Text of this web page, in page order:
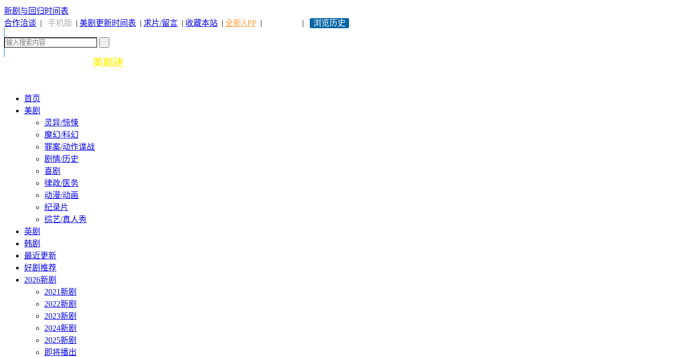
新剧与回归时间表
合作洽谈 | 手机版 | 美剧更新时间表 | 求片/留言 | 收藏本站 | 全新APP | | 浏览历史
首页
美剧
灵异/惊悚
魔幻/科幻
罪案/动作谍战
剧情/历史
喜剧
律政/医务
动漫/动画
纪录片
综艺/真人秀
英剧
韩剧
最近更新
好剧推荐
2026新剧
2021新剧
2022新剧
2023新剧
2024新剧
2025新剧
即将播出